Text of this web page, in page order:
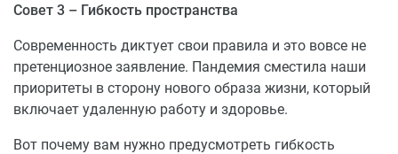
Совет 3 – Гибкость пространства
Современность диктует свои правила и это вовсе не
претенциозное заявление. Пандемия сместила наши
приоритеты в сторону нового образа жизни, который
включает удаленную работу и здоровье.
Вот почему вам нужно предусмотреть гибкость